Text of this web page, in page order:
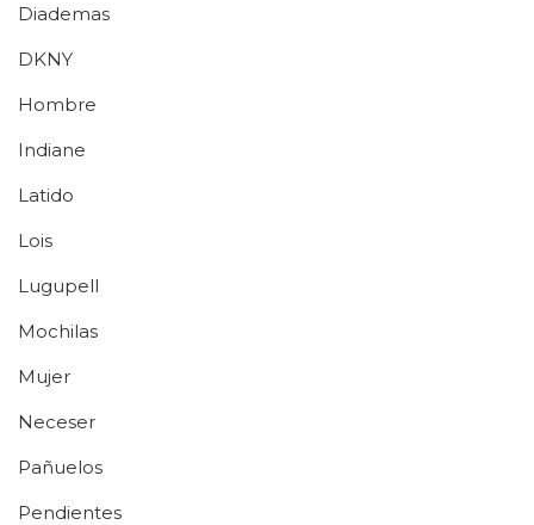
Diademas
DKNY
Hombre
Indiane
Latido
Lois
Lugupell
Mochilas
Mujer
Neceser
Pañuelos
Pendientes